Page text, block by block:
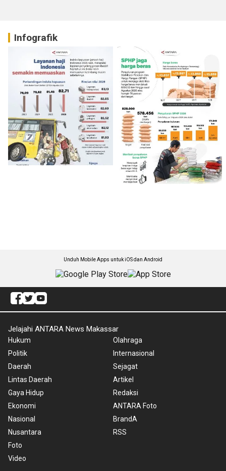
Infografik
Unduh Mobile Apps untuk iOS dan Android
Jelajahi ANTARA News Makassar
Hukum
Politik
Daerah
Lintas Daerah
Gaya Hidup
Ekonomi
Nasional
Nusantara
Foto
Video
Olahraga
Internasional
Sejagat
Artikel
Redaksi
ANTARA Foto
BrandA
RSS